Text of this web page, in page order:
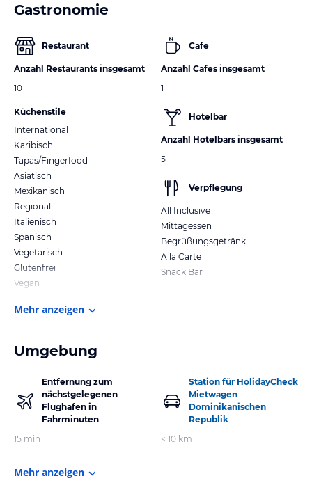
Gastronomie
Restaurant
Anzahl Restaurants insgesamt
10
Küchenstile
International
Karibisch
Tapas/Fingerfood
Asiatisch
Mexikanisch
Regional
Italienisch
Spanisch
Vegetarisch
Glutenfrei
Vegan
Cafe
Anzahl Cafes insgesamt
1
Hotelbar
Anzahl Hotelbars insgesamt
5
Verpflegung
All Inclusive
Mittagessen
Begrüßungsgetränk
A la Carte
Snack Bar
Mehr anzeigen
Umgebung
Entfernung zum
nächstgelegenen
Flughafen in
Fahrminuten
15 min
Station für HolidayCheck
Mietwagen
Dominikanischen
Republik
< 10 km
Mehr anzeigen